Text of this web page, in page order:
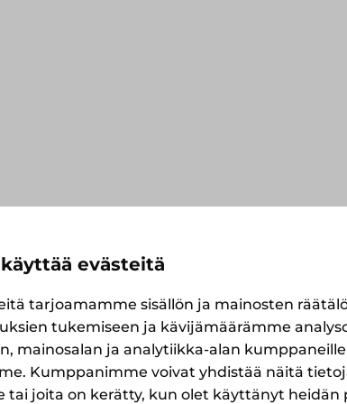
evästeitä
tarjoamamme sisällön ja mainosten
tukemiseen ja kävijämäärämme
mainosalan ja analytiikka-alan
Kumppanimme voivat yhdistää näitä
tai joita on kerätty, kun olet käyttänyt heidän